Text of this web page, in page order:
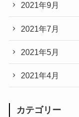
2021年9月
2021年7月
2021年5月
2021年4月
カテゴリー